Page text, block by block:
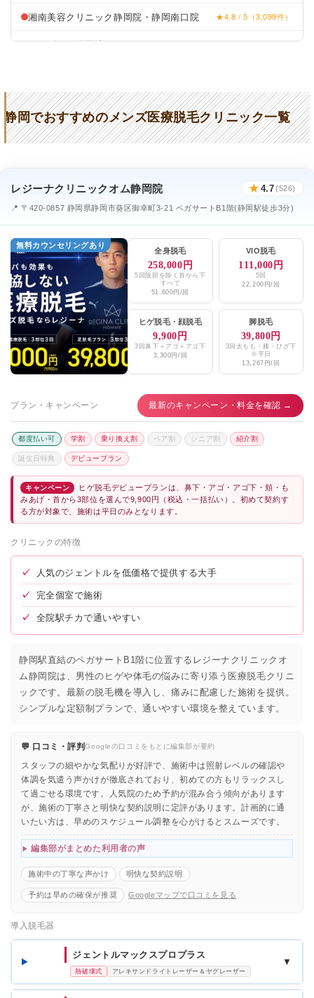
湘南美容クリニック静岡院・静岡南口院 ★4.8 / 5（3,099件）
メンズリゼ静岡院 ★5.0 / 5（2件）
つちかわ整形外科 ★4.1 / 5（51件）
静岡中央クリニック ★3.8 / 5（202件）
とやまクリニック ★3.3 / 5（26件）
わたなべ形成外科・肌のクリニック ★4.5 / 5（24件）
汐入きむらクリニック ★2.1 / 5（13件）
スキンケアクリニック ★4.4 / 5（5件）
メンズブランクリニック静岡院 ★4.8 / 5（180件）
けやき美容クリニック ★4.1 / 5（56件）
静岡でおすすめのメンズ医療脱毛クリニック一覧
レジーナクリニックオム静岡院 ★ 4.7(526)
📍 〒420-0857 静岡県静岡市葵区御幸町3-21 ペガサートB1階(静岡駅徒歩3分)
無料カウンセリングあり
全身脱毛
258,000円
5回陰部を除く首から下
すべて
51,600円/回
VIO脱毛
111,000円
5回
22,200円/回
ヒゲ脱毛・ 顔脱毛
9,900円
3回鼻下＋アゴ＋アゴ下
3,300円/回
脚脱毛
39,800円
3回太もも・膝・ひざ下
※平日
13,267円/回
プラン・キャンペーン 最新のキャンペーン・料金を確認 →
都度払い可 学割 乗り換え割 ペア割 シニア割 紹介割
誕生日特典 デビュープラン
キャンペーン
ヒゲ脱毛デビュープランは、鼻下・アゴ・アゴ下・頬・も
みあげ・首から3部位を選んで9,900円（税込・一括払い）。初めて契約す
る方が対象で、施術は平日のみとなります。
クリニックの特徴
✓ 人気のジェントルを低価格で提供する大手
✓ 完全個室で施術
✓ 全院駅チカで通いやすい
静岡駅直結のペガサートB1階に位置するレジーナクリニックオ
ム静岡院は、男性のヒゲや体毛の悩みに寄り添う医療脱毛クリニ
ックです。最新の脱毛機を導入し、痛みに配慮した施術を提供。
シンプルな定額制プランで、通いやすい環境を整えています。
💬 口コミ・評判Googleの口コミをもとに編集部が要約
スタッフの細やかな気配りが好評で、施術中は照射レベルの確認や
体調を気遣う声かけが徹底されており、初めての方もリラックスし
て過ごせる環境です。人気院のため予約が混み合う傾向があります
が、施術の丁寧さと明快な契約説明に定評があります。計画的に通
いたい方は、早めのスケジュール調整を心がけるとスムーズです。
編集部がまとめた利用者の声
施術中の丁寧な声かけ 明快な契約説明
予約は早めの確保が推奨 Googleマップで口コミを見る
導入脱毛器
ジェントルマックスプロプラス
熱破壊式 アレキサンドライトレーザー＆ヤグレーザー
▼